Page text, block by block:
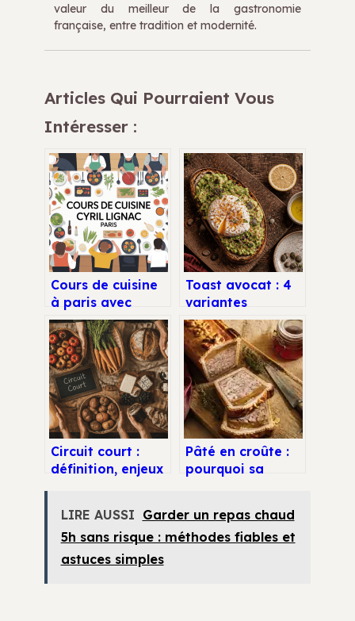
valeur du meilleur de la gastronomie
française, entre tradition et modernité.
Articles Qui Pourraient Vous
Intéresser :
Cours de cuisine
à paris avec
l’univers de cyril
lignac
Toast avocat : 4
variantes
gourmandes et la
méthode pour
une texture
parfaite
Circuit court :
définition, enjeux
pour mieux
consommer
Pâté en croûte :
pourquoi sa
l’origine ?
LIRE AUSSI Garder un repas chaud
5h sans risque : méthodes fiables et
astuces simples